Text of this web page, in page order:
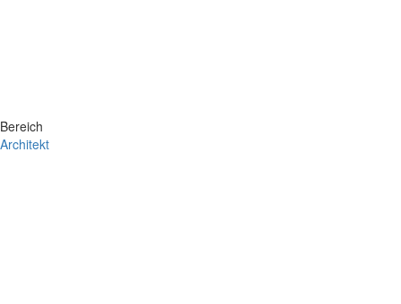
Bereich
Architekt